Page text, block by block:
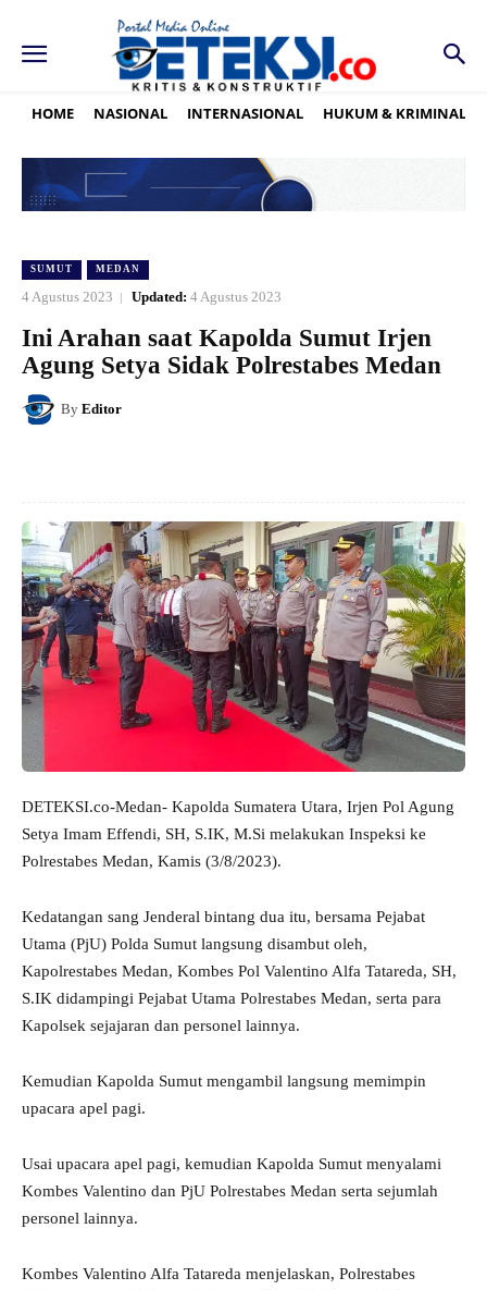
HOME NASIONAL INTERNASIONAL HUKUM & KRIMINAL
SUMUT MEDAN
4 Agustus 2023 Updated: 4 Agustus 2023
Ini Arahan saat Kapolda Sumut Irjen
Agung Setya Sidak Polrestabes Medan
By Editor
DETEKSI.co-Medan- Kapolda Sumatera Utara, Irjen Pol Agung
Setya Imam Effendi, SH, S.IK, M.Si melakukan Inspeksi ke
Polrestabes Medan, Kamis (3/8/2023).
Kedatangan sang Jenderal bintang dua itu, bersama Pejabat
Utama (PjU) Polda Sumut langsung disambut oleh,
Kapolrestabes Medan, Kombes Pol Valentino Alfa Tatareda, SH,
S.IK didampingi Pejabat Utama Polrestabes Medan, serta para
Kapolsek sejajaran dan personel lainnya.
Kemudian Kapolda Sumut mengambil langsung memimpin
upacara apel pagi.
Usai upacara apel pagi, kemudian Kapolda Sumut menyalami
Kombes Valentino dan PjU Polrestabes Medan serta sejumlah
personel lainnya.
Kombes Valentino Alfa Tatareda menjelaskan, Polrestabes